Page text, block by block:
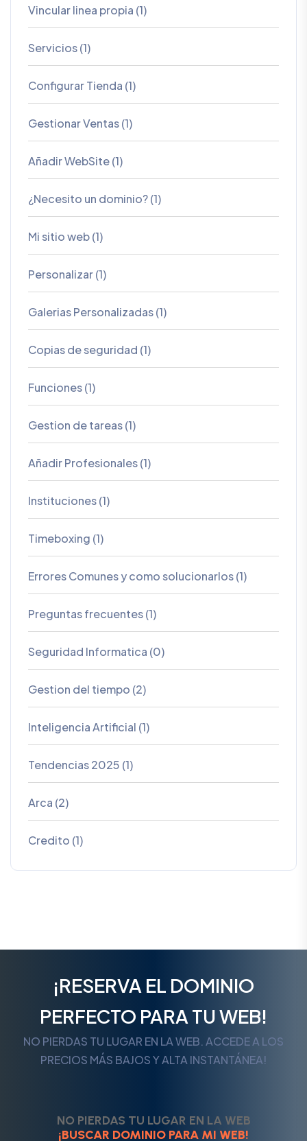
Vincular linea propia (1)
Servicios (1)
Configurar Tienda (1)
Gestionar Ventas (1)
Añadir WebSite (1)
¿Necesito un dominio? (1)
Mi sitio web (1)
Personalizar (1)
Galerias Personalizadas (1)
Copias de seguridad (1)
Funciones (1)
Gestion de tareas (1)
Añadir Profesionales (1)
Instituciones (1)
Timeboxing (1)
Errores Comunes y como solucionarlos (1)
Preguntas frecuentes (1)
Seguridad Informatica (0)
Gestion del tiempo (2)
Inteligencia Artificial (1)
Tendencias 2025 (1)
Arca (2)
Credito (1)
¡RESERVA EL DOMINIO
PERFECTO PARA TU WEB!
NO PIERDAS TU LUGAR EN LA WEB. ACCEDE A LOS
PRECIOS MÁS BAJOS Y ALTA INSTANTÁNEA!
NO PIERDAS TU LUGAR EN LA WEB
¡BUSCAR DOMINIO PARA MI WEB!